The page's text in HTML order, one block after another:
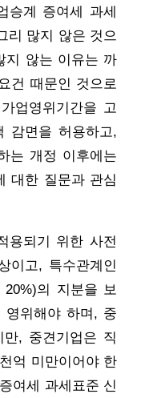
승계 증여세 과세
리 많지 않은 것으
지 않는 이유는 까
건 때문인 것으로
업영위기간을 고
감면을 허용하고,
는 개정 이후에는
대한 질문과 관심
용되기 위한 사전
이고, 특수관계인
의 지분을 보
영위해야 하며, 중
, 중견기업은 직
억 미만이어야 한
여세 과세표준 신